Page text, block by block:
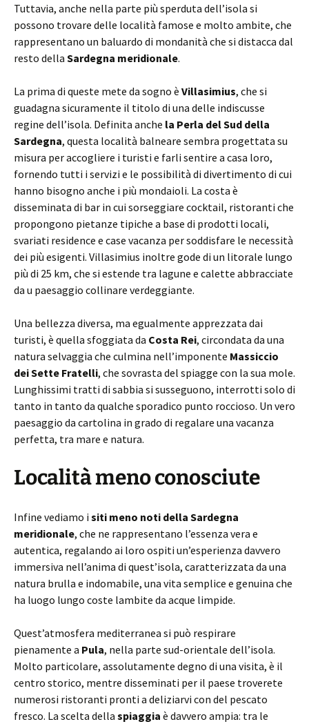
Tuttavia, anche nella parte più sperduta dell’isola si
possono trovare delle località famose e molto ambite, che
rappresentano un baluardo di mondanità che si distacca dal
resto della Sardegna meridionale.
La prima di queste mete da sogno è Villasimius, che si
guadagna sicuramente il titolo di una delle indiscusse
regine dell’isola. Definita anche la Perla del Sud della
Sardegna, questa località balneare sembra progettata su
misura per accogliere i turisti e farli sentire a casa loro,
fornendo tutti i servizi e le possibilità di divertimento di cui
hanno bisogno anche i più mondaioli. La costa è
disseminata di bar in cui sorseggiare cocktail, ristoranti che
propongono pietanze tipiche a base di prodotti locali,
svariati residence e case vacanza per soddisfare le necessità
dei più esigenti. Villasimius inoltre gode di un litorale lungo
più di 25 km, che si estende tra lagune e calette abbracciate
da u paesaggio collinare verdeggiante.
Una bellezza diversa, ma egualmente apprezzata dai
turisti, è quella sfoggiata da Costa Rei, circondata da una
natura selvaggia che culmina nell’imponente Massiccio
dei Sette Fratelli, che sovrasta del spiagge con la sua mole.
Lunghissimi tratti di sabbia si susseguono, interrotti solo di
tanto in tanto da qualche sporadico punto roccioso. Un vero
paesaggio da cartolina in grado di regalare una vacanza
perfetta, tra mare e natura.
Località meno conosciute
Infine vediamo i siti meno noti della Sardegna
meridionale, che ne rappresentano l’essenza vera e
autentica, regalando ai loro ospiti un’esperienza davvero
immersiva nell’anima di quest’isola, caratterizzata da una
natura brulla e indomabile, una vita semplice e genuina che
ha luogo lungo coste lambite da acque limpide.
Quest’atmosfera mediterranea si può respirare
pienamente a Pula, nella parte sud-orientale dell’isola.
Molto particolare, assolutamente degno di una visita, è il
centro storico, mentre disseminati per il paese troverete
numerosi ristoranti pronti a deliziarvi con del pescato
fresco. La scelta della spiaggia è davvero ampia: tra le